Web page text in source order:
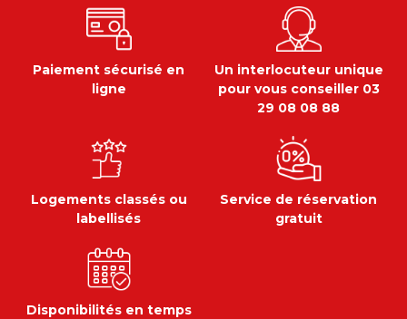
Paiement sécurisé en
ligne
Un interlocuteur unique
pour vous conseiller 03
29 08 08 88
Logements classés ou
labellisés
Service de réservation
gratuit
Disponibilités en temps